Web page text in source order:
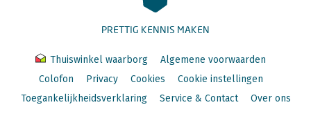
PRETTIG KENNIS MAKEN
Thuiswinkel waarborg
Algemene voorwaarden
Colofon
Privacy Cookies
Cookie instellingen
Toegankelijkheidsverklaring
Service & Contact Over ons